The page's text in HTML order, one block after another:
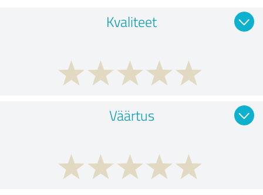
Kvaliteet
Väärtus